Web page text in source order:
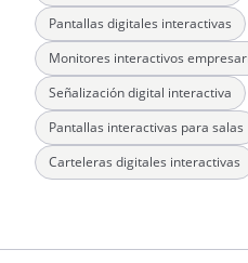
Pantallas digitales interactivas
Monitores interactivos
Señalización digital interactiva
Pantallas interactivas para salas
Carteleras digitales interactivas